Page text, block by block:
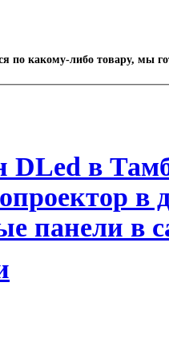
по какому-либо товару, мы
DLed в
в
панели в